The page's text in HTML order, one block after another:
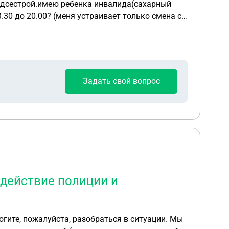
ребенка инвалида(сахарный
до 20.00? (меня устраивает только смена с
один на 3
и.т.д. пациента к одной
приема один доктор-одна
документацию.Спасибо.
Задать свой вопрос
полиции и